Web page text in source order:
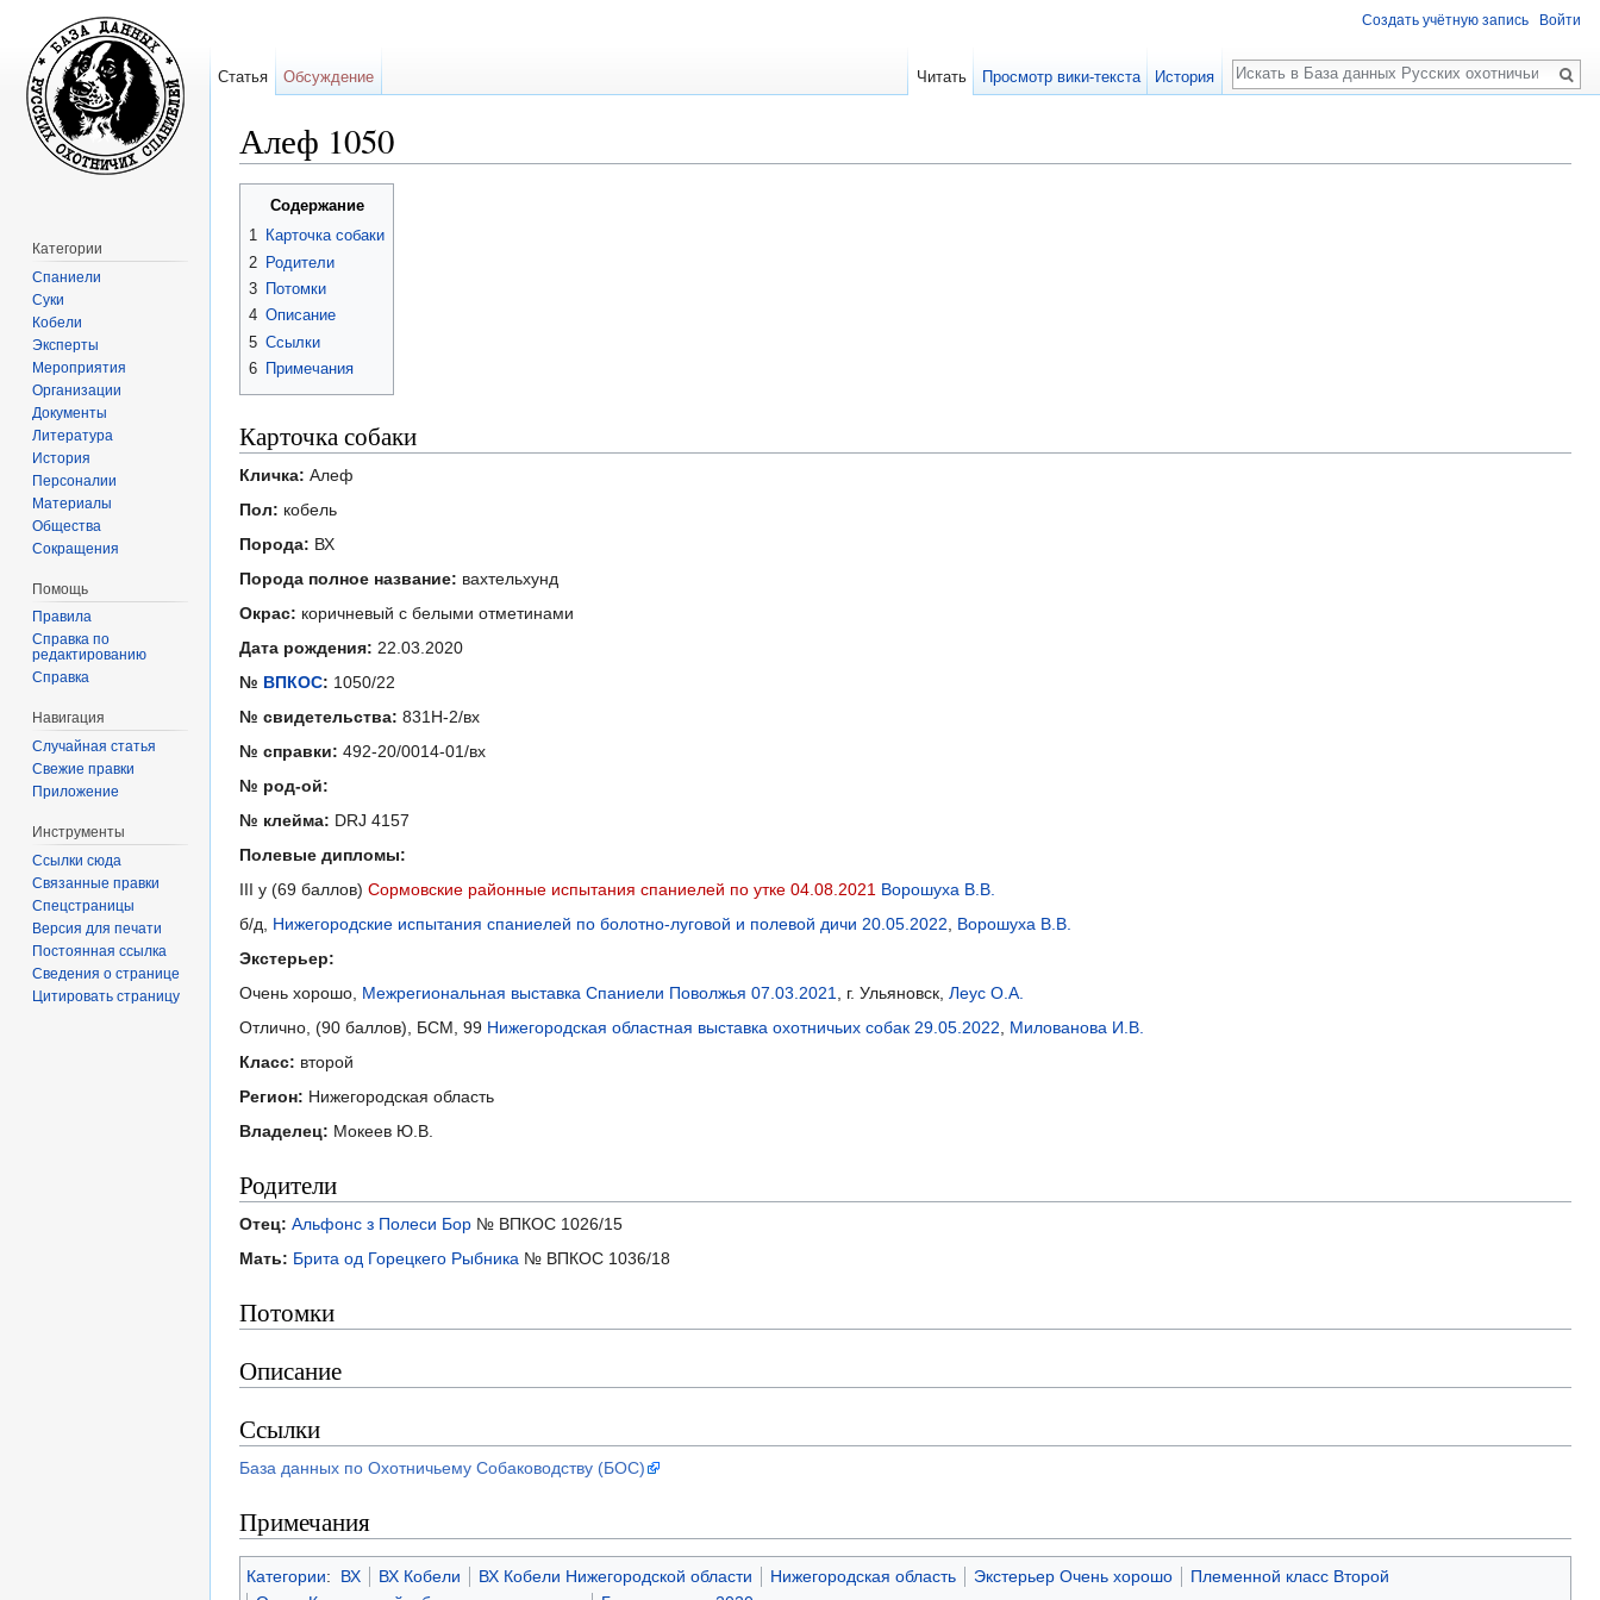
Алеф 1050
Содержание
1 Карточка собаки
2 Родители
3 Потомки
4 Описание
5 Ссылки
6 Примечания
Карточка собаки
Кличка: Алеф
Пол: кобель
Порода: ВХ
Порода полное название: вахтельхунд
Окрас: коричневый с белыми отметинами
Дата рождения: 22.03.2020
№ ВПКОС: 1050/22
№ свидетельства: 831Н-2/вх
№ справки: 492-20/0014-01/вх
№ род-ой:
№ клейма: DRJ 4157
Полевые дипломы:
III у (69 баллов) Сормовские районные испытания спаниелей по утке 04.08.2021 Ворошуха В.В.
б/д, Нижегородские испытания спаниелей по болотно-луговой и полевой дичи 20.05.2022, Ворошуха В.В.
Экстерьер:
Очень хорошо, Межрегиональная выставка Спаниели Поволжья 07.03.2021, г. Ульяновск, Леус О.А.
Отлично, (90 баллов), БСМ, 99 Нижегородская областная выставка охотничьих собак 29.05.2022, Милованова И.В.
Класс: второй
Регион: Нижегородская область
Владелец: Мокеев Ю.В.
Родители
Отец: Альфонс з Полеси Бор № ВПКОС 1026/15
Мать: Брита од Горецкего Рыбника № ВПКОС 1036/18
Потомки
Описание
Ссылки
База данных по Охотничьему Собаководству (БОС)
Примечания
Категории: ВХ ВХ Кобели ВХ Кобели Нижегородской области Нижегородская область Экстерьер Очень хорошо
Племенной класс Второй
Создать учётную запись Войти
Статья Обсуждение Читать Просмотр вики-текста История
Поиск
Категории
Спаниели
Суки
Кобели
Эксперты
Мероприятия
Организации
Документы
Литература
История
Персоналии
Материалы
Общества
Сокращения
Помощь
Правила
Справка по
редактированию
Справка
Навигация
Случайная статья
Свежие правки
Приложение
Инструменты
Ссылки сюда
Связанные правки
Спецстраницы
Версия для печати
Постоянная ссылка
Сведения о странице
Цитировать страницу